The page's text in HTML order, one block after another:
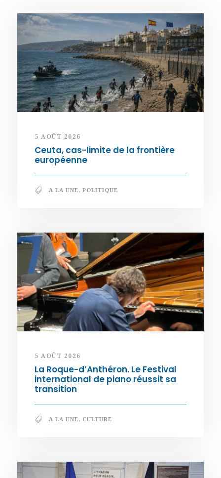
5 AOÛT 2026
Ceuta, cas-limite de la frontière
européenne
A LA UNE, POLITIQUE
5 AOÛT 2026
La Roque-d’Anthéron. Le Festival
international de piano réussit sa
transition
A LA UNE, CULTURE